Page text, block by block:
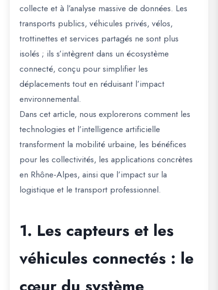
collecte et à l’analyse massive de données. Les
transports publics, véhicules privés, vélos,
trottinettes et services partagés ne sont plus
isolés ; ils s’intègrent dans un écosystème
connecté, conçu pour simplifier les
déplacements tout en réduisant l’impact
environnemental.
Dans cet article, nous explorerons comment les
technologies et l’intelligence artificielle
transforment la mobilité urbaine, les bénéfices
pour les collectivités, les applications concrètes
en Rhône-Alpes, ainsi que l’impact sur la
logistique et le transport professionnel.
1. Les capteurs et les
véhicules connectés : le